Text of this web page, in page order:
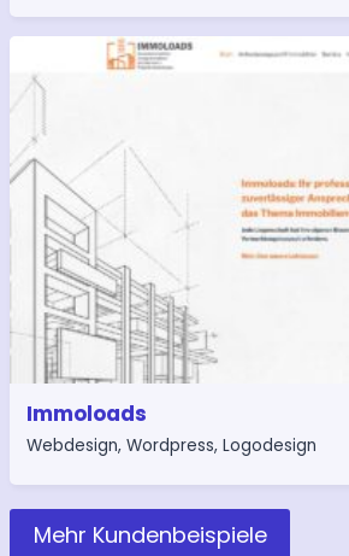
Immoloads
Webdesign, Wordpress, Logodesign
Mehr Kundenbeispiele